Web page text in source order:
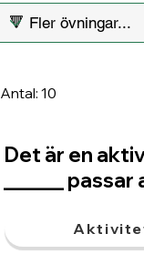
Antal: 10
Det är en
______ passar